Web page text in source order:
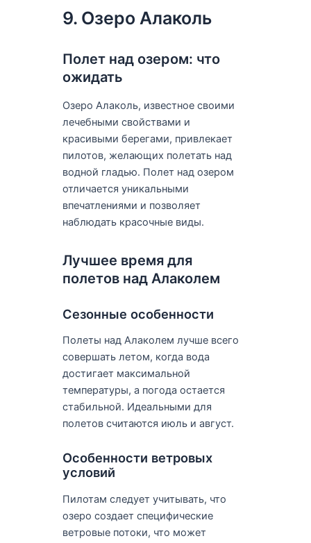
9. Озеро Алаколь
Полет над озером: что
ожидать
Озеро Алаколь, известное своими
лечебными свойствами и
красивыми берегами, привлекает
пилотов, желающих полетать над
водной гладью. Полет над озером
отличается уникальными
впечатлениями и позволяет
наблюдать красочные виды.
Лучшее время для
полетов над Алаколем
Сезонные особенности
Полеты над Алаколем лучше всего
совершать летом, когда вода
достигает максимальной
температуры, а погода остается
стабильной. Идеальными для
полетов считаются июль и август.
Особенности ветровых
условий
Пилотам следует учитывать, что
озеро создает специфические
ветровые потоки, что может